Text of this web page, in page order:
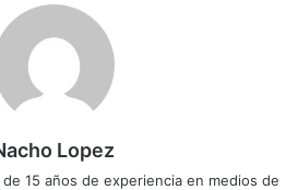
Lopez
15 años de experiencia en medios de